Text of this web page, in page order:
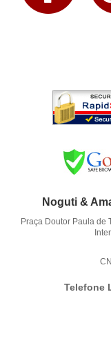
Noguti &
Praça Doutor Paula de
Telefone